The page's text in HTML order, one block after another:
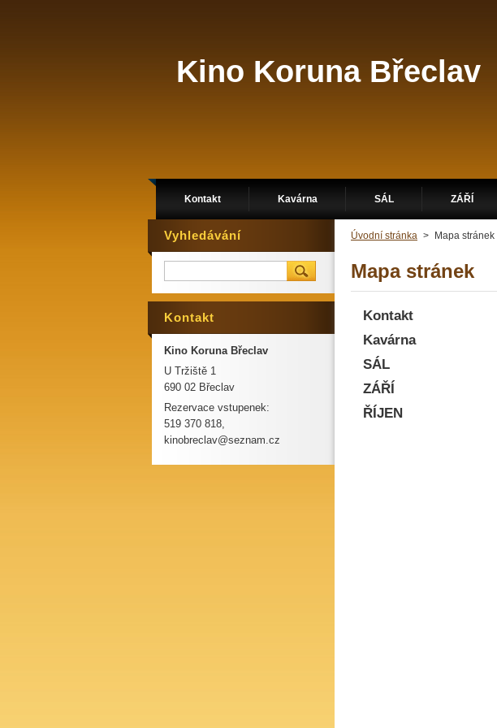
Kino Koruna Břeclav
Kontakt Kavárna SÁL ZÁŘÍ
Úvodní stránka > Mapa stránek
Mapa stránek
Kontakt
Kavárna
SÁL
ZÁŘÍ
ŘÍJEN
Vyhledávání
Kontakt
Kino Koruna Břeclav
U Tržiště 1
690 02 Břeclav
Rezervace vstupenek:
519 370 818,
kinobreclav@seznam.cz